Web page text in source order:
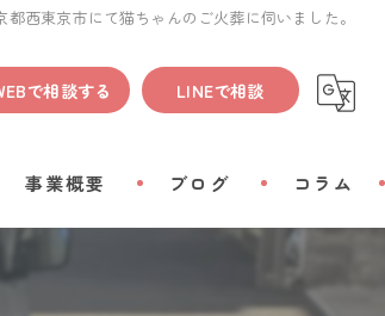
都西東京市にて猫ちゃんのご火葬に伺いました。
で相談する LINEで相談
事業概要 ブログ コラム